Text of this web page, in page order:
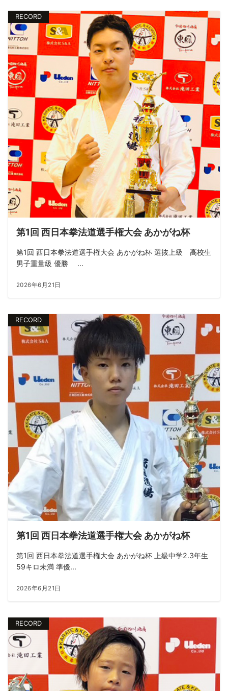
RECORD
第1回 西日本拳法道選手権大会 あかがね杯
第1回 西日本拳法道選手権大会 あかがね杯 選抜上級 高校生
男子重量級 優勝 ...
2026年6月21日
RECORD
第1回 西日本拳法道選手権大会 あかがね杯
第1回 西日本拳法道選手権大会 あかがね杯 上級中学2.3年生
59キロ未満 準優...
2026年6月21日
RECORD